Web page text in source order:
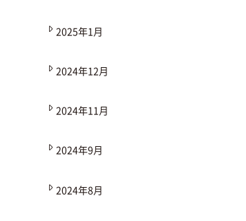
2025年1月
2024年12月
2024年11月
2024年9月
2024年8月